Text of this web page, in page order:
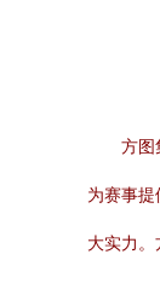
方图
为赛事
大实力。